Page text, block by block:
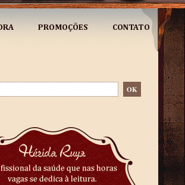
PROMOÇÕES CONTATO